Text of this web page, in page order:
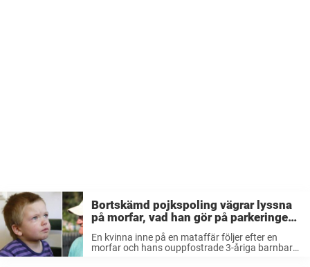
Bortskämd pojkspoling vägrar lyssna
på morfar, vad han gör på parkeringen
chockar främlingen
En kvinna inne på en mataffär följer efter en
morfar och hans ouppfostrade 3-åriga barnbarn.